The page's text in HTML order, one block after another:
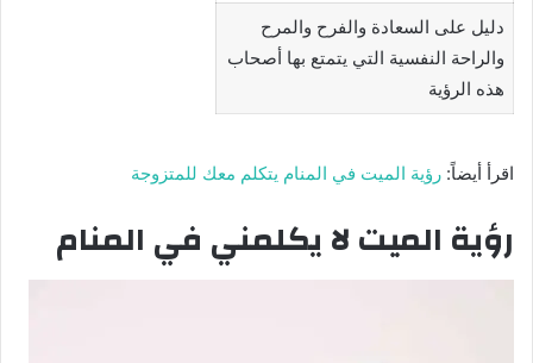
دليل على السعادة والفرح والمرح
والراحة النفسية التي يتمتع بها أصحاب
هذه الرؤية
اقرأ أيضاً: رؤية الميت في المنام يتكلم معك للمتزوجة
رؤية الميت لا يكلمني في المنام